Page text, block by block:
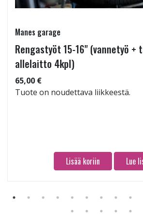
Manes garage
Rengastyöt 15-16" (vannetyö +
allelaitto 4kpl)
65,00 €
Tuote on noudettava liikkeestä.
Lisää koriin Lue